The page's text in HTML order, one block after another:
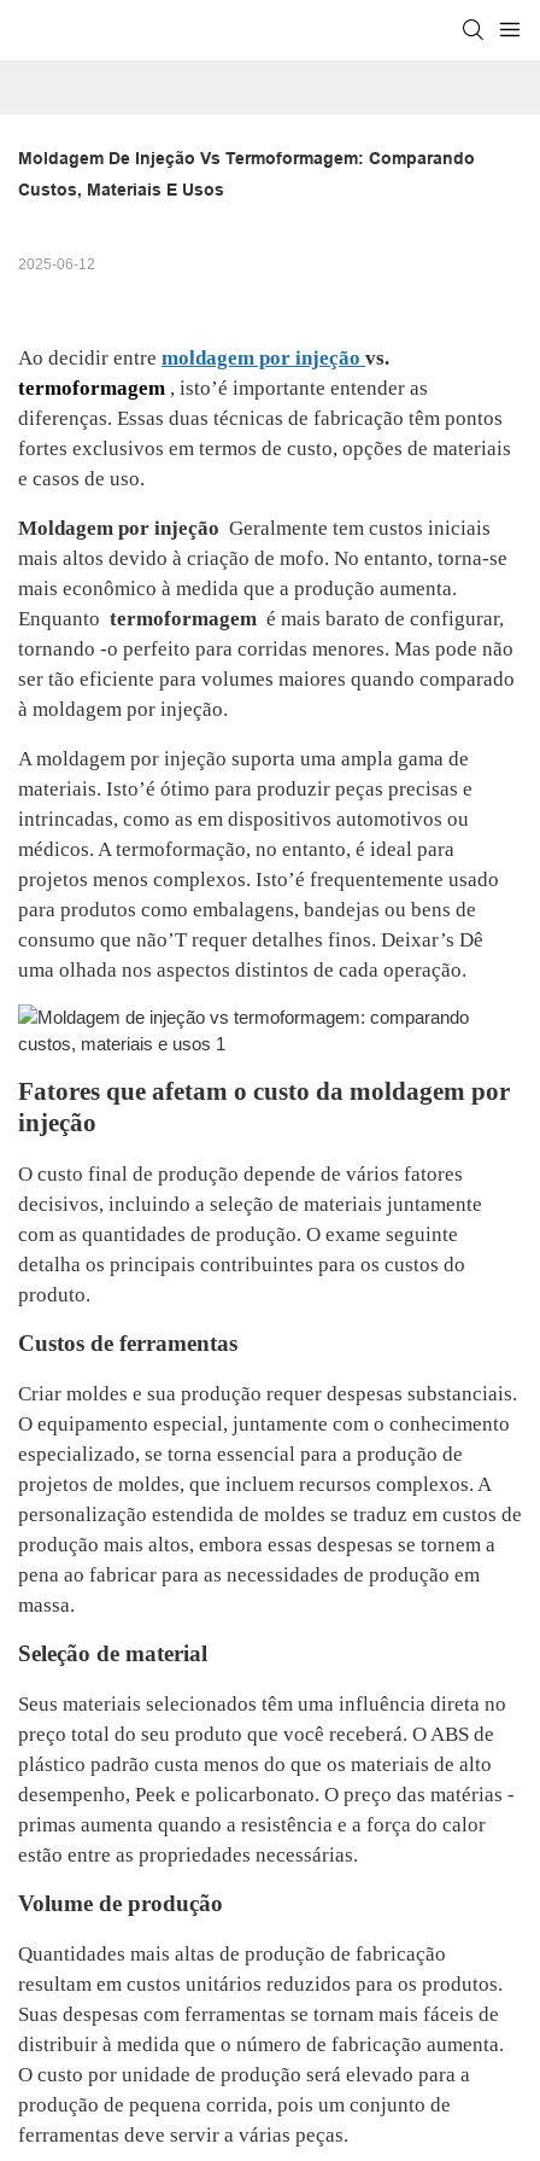
Moldagem De Injeção Vs Termoformagem: Comparando
Custos, Materiais E Usos
2025-06-12
Ao decidir entre moldagem por injeção vs.
termoformagem , isto’é importante entender as
diferenças. Essas duas técnicas de fabricação têm pontos
fortes exclusivos em termos de custo, opções de materiais
e casos de uso.
Moldagem por injeção Geralmente tem custos iniciais
mais altos devido à criação de mofo. No entanto, torna-se
mais econômico à medida que a produção aumenta.
Enquanto termoformagem é mais barato de configurar,
tornando -o perfeito para corridas menores. Mas pode não
ser tão eficiente para volumes maiores quando comparado
à moldagem por injeção.
A moldagem por injeção suporta uma ampla gama de
materiais. Isto’é ótimo para produzir peças precisas e
intrincadas, como as em dispositivos automotivos ou
médicos. A termoformação, no entanto, é ideal para
projetos menos complexos. Isto’é frequentemente usado
para produtos como embalagens, bandejas ou bens de
consumo que não’T requer detalhes finos. Deixar’s Dê
uma olhada nos aspectos distintos de cada operação.
Fatores que afetam o custo da moldagem por
injeção
O custo final de produção depende de vários fatores
decisivos, incluindo a seleção de materiais juntamente
com as quantidades de produção. O exame seguinte
detalha os principais contribuintes para os custos do
produto.
Custos de ferramentas
Criar moldes e sua produção requer despesas substanciais.
O equipamento especial, juntamente com o conhecimento
especializado, se torna essencial para a produção de
projetos de moldes, que incluem recursos complexos. A
personalização estendida de moldes se traduz em custos de
produção mais altos, embora essas despesas se tornem a
pena ao fabricar para as necessidades de produção em
massa.
Seleção de material
Seus materiais selecionados têm uma influência direta no
preço total do seu produto que você receberá. O ABS de
plástico padrão custa menos do que os materiais de alto
desempenho, Peek e policarbonato. O preço das matérias -
primas aumenta quando a resistência e a força do calor
estão entre as propriedades necessárias.
Volume de produção
Quantidades mais altas de produção de fabricação
resultam em custos unitários reduzidos para os produtos.
Suas despesas com ferramentas se tornam mais fáceis de
distribuir à medida que o número de fabricação aumenta.
O custo por unidade de produção será elevado para a
produção de pequena corrida, pois um conjunto de
ferramentas deve servir a várias peças.